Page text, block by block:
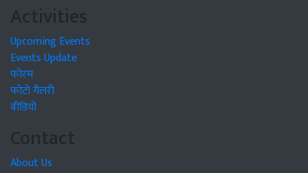
Activities
Upcoming Events
Events Update
फोरम
फोटो गैलरी
वीडियो
Contact
About Us